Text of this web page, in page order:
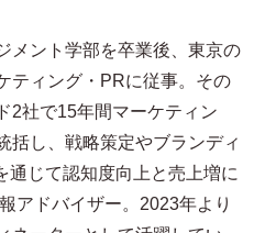
メント学部を卒業後、東京の
ティング・PRに従事。その
2社で15年間マーケティン
括し、戦略策定やブランディ
通じて認知度向上と売上増に
アドバイザー。2023年より